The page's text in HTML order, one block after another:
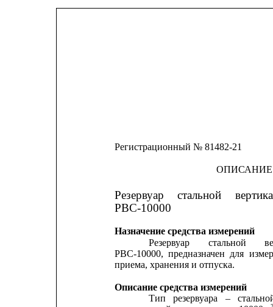
Регистрационный № 81482-21
ОПИСАНИЕ
Резервуар стальной
РВС-10000
Назначение средства измерений
Резервуар
стальной
РВС-10000, предназначен для
приема, хранения и отпуска.
Описание средства измерений
Тип
резервуара –